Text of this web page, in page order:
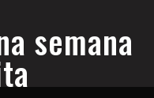
semana